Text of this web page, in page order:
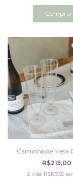
Caminho de Mesa
R$215,00
2 x de R$107,50